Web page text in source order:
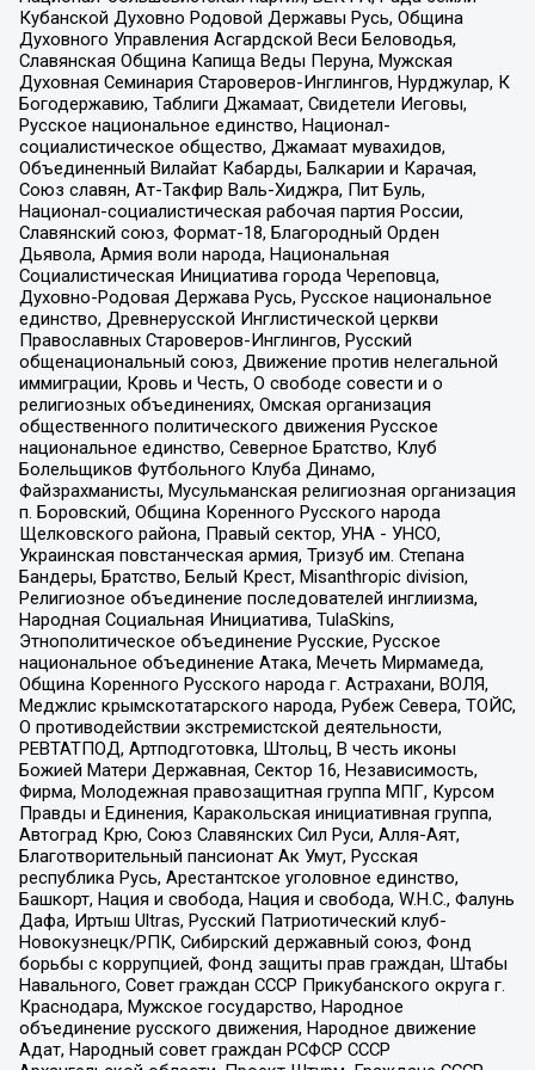
Кубанской Духовно Родовой Державы Русь, Община
Духовного Управления Асгардской Веси Беловодья,
Славянская Община Капища Веды Перуна, Мужская
Духовная Семинария Староверов-Инглингов, Нурджулар, К
Богодержавию, Таблиги Джамаат, Свидетели Иеговы,
Русское национальное единство, Национал-
социалистическое общество, Джамаат мувахидов,
Объединенный Вилайат Кабарды, Балкарии и Карачая,
Союз славян, Ат-Такфир Валь-Хиджра, Пит Буль,
Национал-социалистическая рабочая партия России,
Славянский союз, Формат-18, Благородный Орден
Дьявола, Армия воли народа, Национальная
Социалистическая Инициатива города Череповца,
Духовно-Родовая Держава Русь, Русское национальное
единство, Древнерусской Инглистической церкви
Православных Староверов-Инглингов, Русский
общенациональный союз, Движение против нелегальной
иммиграции, Кровь и Честь, О свободе совести и о
религиозных объединениях, Омская организация
общественного политического движения Русское
национальное единство, Северное Братство, Клуб
Болельщиков Футбольного Клуба Динамо,
Файзрахманисты, Мусульманская религиозная организация
п. Боровский, Община Коренного Русского народа
Щелковского района, Правый сектор, УНА - УНСО,
Украинская повстанческая армия, Тризуб им. Степана
Бандеры, Братство, Белый Крест, Misanthropic division,
Религиозное объединение последователей инглиизма,
Народная Социальная Инициатива, TulaSkins,
Этнополитическое объединение Русские, Русское
национальное объединение Атака, Мечеть Мирмамеда,
Община Коренного Русского народа г. Астрахани, ВОЛЯ,
Меджлис крымскотатарского народа, Рубеж Севера, ТОЙС,
О противодействии экстремистской деятельности,
РЕВТАТПОД, Артподготовка, Штольц, В честь иконы
Божией Матери Державная, Сектор 16, Независимость,
Фирма, Молодежная правозащитная группа МПГ, Курсом
Правды и Единения, Каракольская инициативная группа,
Автоград Крю, Союз Славянских Сил Руси, Алля-Аят,
Благотворительный пансионат Ак Умут, Русская
республика Русь, Арестантское уголовное единство,
Башкорт, Нация и свобода, Нация и свобода, W.H.С., Фалунь
Дафа, Иртыш Ultras, Русский Патриотический клуб-
Новокузнецк/РПК, Сибирский державный союз, Фонд
борьбы с коррупцией, Фонд защиты прав граждан, Штабы
Навального, Совет граждан СССР Прикубанского округа г.
Краснодара, Мужское государство, Народное
объединение русского движения, Народное движение
Адат, Народный совет граждан РСФСР СССР